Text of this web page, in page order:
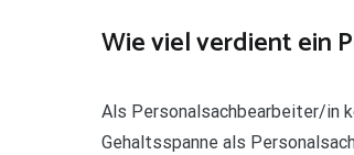
Wie viel verdient ein
Als Personalsachbearbeiter/in
Gehaltsspanne als